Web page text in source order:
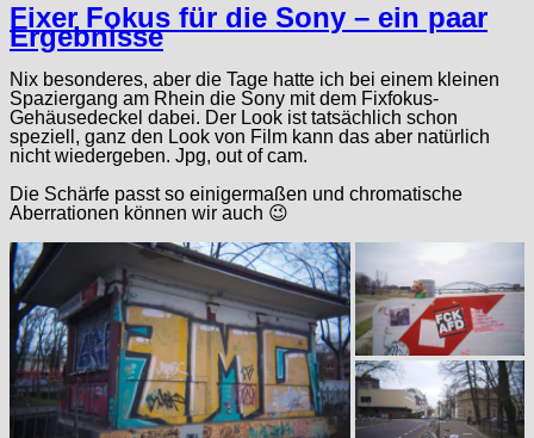
Fixer Fokus für die Sony – ein paar
Ergebnisse
Nix besonderes, aber die Tage hatte ich bei einem kleinen
Spaziergang am Rhein die Sony mit dem Fixfokus-
Gehäusedeckel dabei. Der Look ist tatsächlich schon
speziell, ganz den Look von Film kann das aber natürlich
nicht wiedergeben. Jpg, out of cam.
Die Schärfe passt so einigermaßen und chromatische
Aberrationen können wir auch 😉